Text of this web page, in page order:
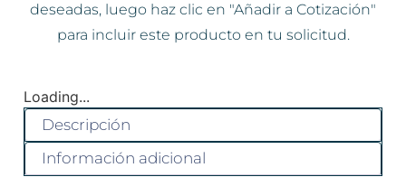
deseadas, luego haz clic en "Añadir a Cotización"
para incluir este producto en tu solicitud.
Loading...
Descripción
Información adicional